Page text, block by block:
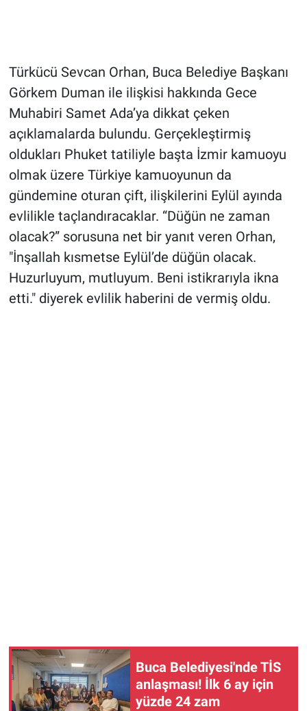
Türkücü Sevcan Orhan, Buca Belediye Başkanı
Görkem Duman ile ilişkisi hakkında Gece
Muhabiri Samet Ada’ya dikkat çeken
açıklamalarda bulundu. Gerçekleştirmiş
oldukları Phuket tatiliyle başta İzmir kamuoyu
olmak üzere Türkiye kamuoyunun da
gündemine oturan çift, ilişkilerini Eylül ayında
evlilikle taçlandıracaklar. “Düğün ne zaman
olacak?” sorusuna net bir yanıt veren Orhan,
"İnşallah kısmetse Eylül’de düğün olacak.
Huzurluyum, mutluyum. Beni istikrarıyla ikna
etti." diyerek evlilik haberini de vermiş oldu.
Buca Belediyesi'nde TİS
anlaşması! İlk 6 ay için
yüzde 24 zam